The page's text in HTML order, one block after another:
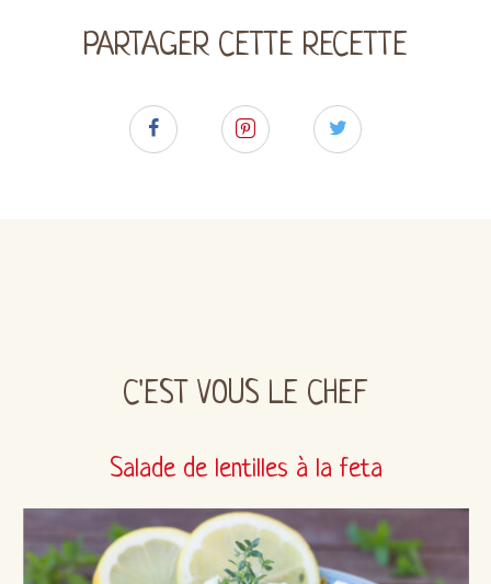
PARTAGER CETTE RECETTE
C'EST VOUS LE CHEF
Salade de lentilles à la feta